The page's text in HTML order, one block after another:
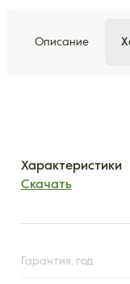
Описание
Характеристики
Скачать
Гарантия, год